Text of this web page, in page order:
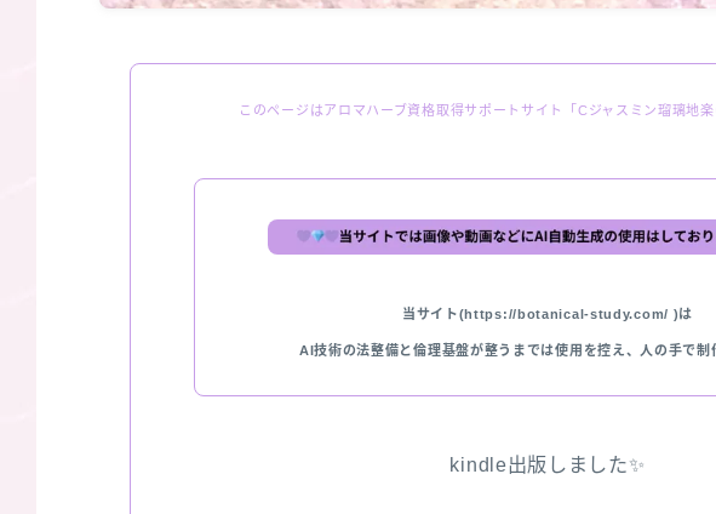
このページはアロマハーブ資格取得サポートサイト「Cジャスミン瑠璃地
当サイト(https://botanical-study.com/ )は
AI技術の法整備と倫理基盤が整うまでは使用を控え、人の手で制
kindle出版しました✨